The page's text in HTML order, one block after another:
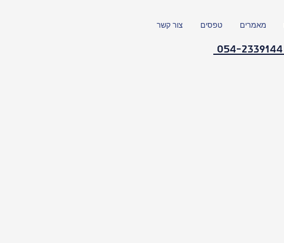
צור קשר טפסים מאמרים